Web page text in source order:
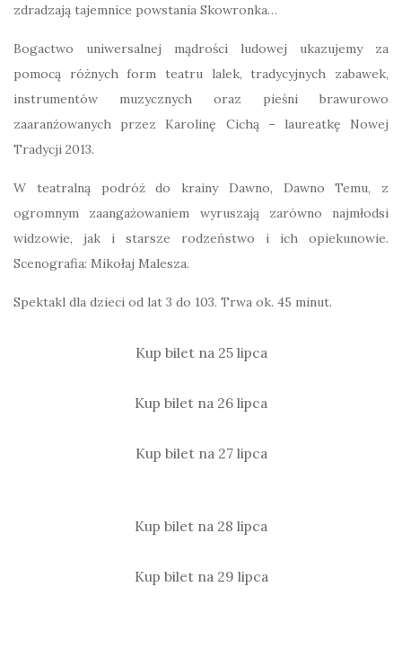
zdradzają tajemnice powstania Skowronka…
Bogactwo uniwersalnej mądrości ludowej ukazujemy za
pomocą różnych form teatru lalek, tradycyjnych zabawek,
instrumentów muzycznych oraz pieśni brawurowo
zaaranżowanych przez Karolinę Cichą – laureatkę Nowej
Tradycji 2013.
W teatralną podróż do krainy Dawno, Dawno Temu, z
ogromnym zaangażowaniem wyruszają zarówno najmłodsi
widzowie, jak i starsze rodzeństwo i ich opiekunowie.
Scenografia: Mikołaj Malesza.
Spektakl dla dzieci od lat 3 do 103. Trwa ok. 45 minut.
Kup bilet na 25 lipca
Kup bilet na 26 lipca
Kup bilet na 27 lipca
Kup bilet na 28 lipca
Kup bilet na 29 lipca